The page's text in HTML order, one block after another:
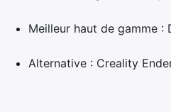
Meilleur haut de gamme :
Alternative : Creality